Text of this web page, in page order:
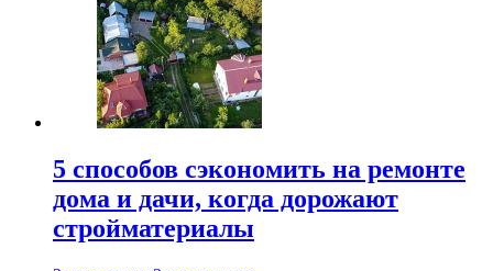
5 способов сэкономить на ремонте
дома и дачи, когда дорожают
стройматериалы